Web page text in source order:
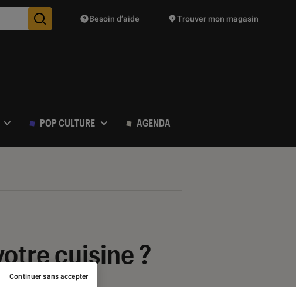
Des suggestions de produits vont vous être proposées
Besoin d’aide Trouver mon magasin
POP CULTURE AGENDA
cuisine ?
Continuer sans accepter